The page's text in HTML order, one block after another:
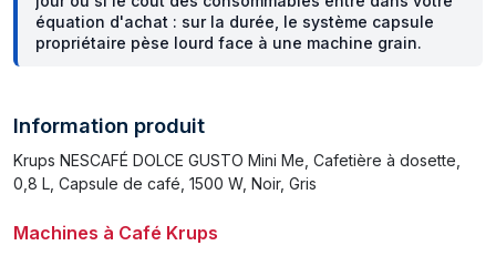
équation d'achat : sur la durée, le système capsule
propriétaire pèse lourd face à une machine grain.
Information produit
Krups NESCAFÉ DOLCE GUSTO Mini Me, Cafetière à dosette,
0,8 L, Capsule de café, 1500 W, Noir, Gris
Machines à Café Krups